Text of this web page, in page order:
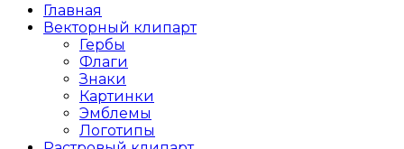
Главная
Векторный клипарт
Гербы
Флаги
Знаки
Картинки
Эмблемы
Логотипы